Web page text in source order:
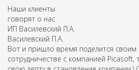
Наши клиенты
говорят о нас
ИП Василевский П.А.
Василевский П.А.
Вот и пришло время поделится своим
сотрудничестве с компанией Picasoft,